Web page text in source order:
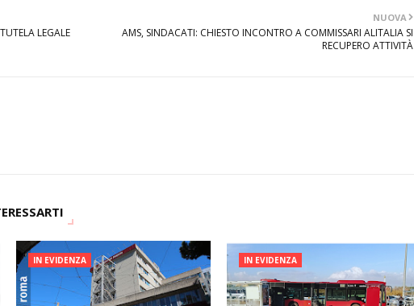
NUOVA
AMS, SINDACATI: CHIESTO INCONTRO A COMMISSARI ALITALIA SI
RECUPERO ATTIVITÀ
LEGALE
IN EVIDENZA IN EVIDENZA